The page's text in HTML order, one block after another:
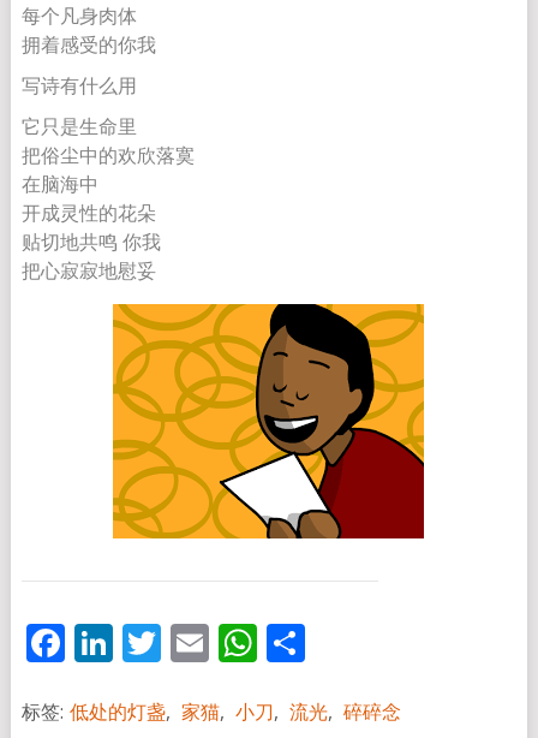
每个凡身肉体
拥着感受的你我
写诗有什么用
它只是生命里
把俗尘中的欢欣落寞
在脑海中
开成灵性的花朵
贴切地共鸣 你我
把心寂寂地慰妥
Facebook
LinkedIn
Twitter
EmailWhatsApp
分
标签: 低处的灯盏, 家猫, 小刀, 流光, 碎碎念